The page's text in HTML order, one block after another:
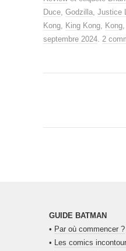
Duce, Godzilla, Justice
Kong, King Kong, Kong,
septembre 2024. 2
GUIDE BATMAN
• Par où commencer ?
• Les comics